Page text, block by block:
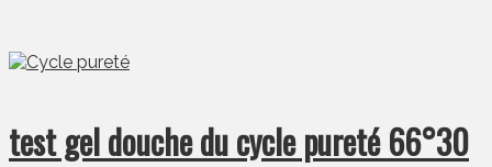
test gel douche du cycle pureté 66°30